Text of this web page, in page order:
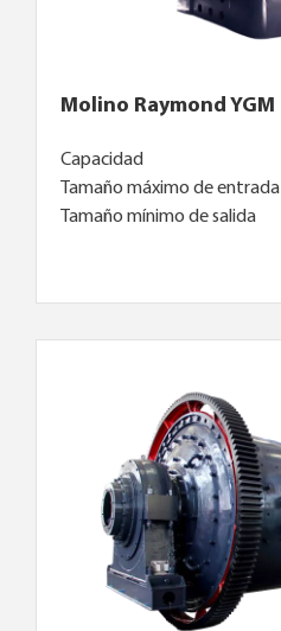
Molino Raymond YGM
Capacidad
Tamaño máximo de entrada
Tamaño mínimo de salida